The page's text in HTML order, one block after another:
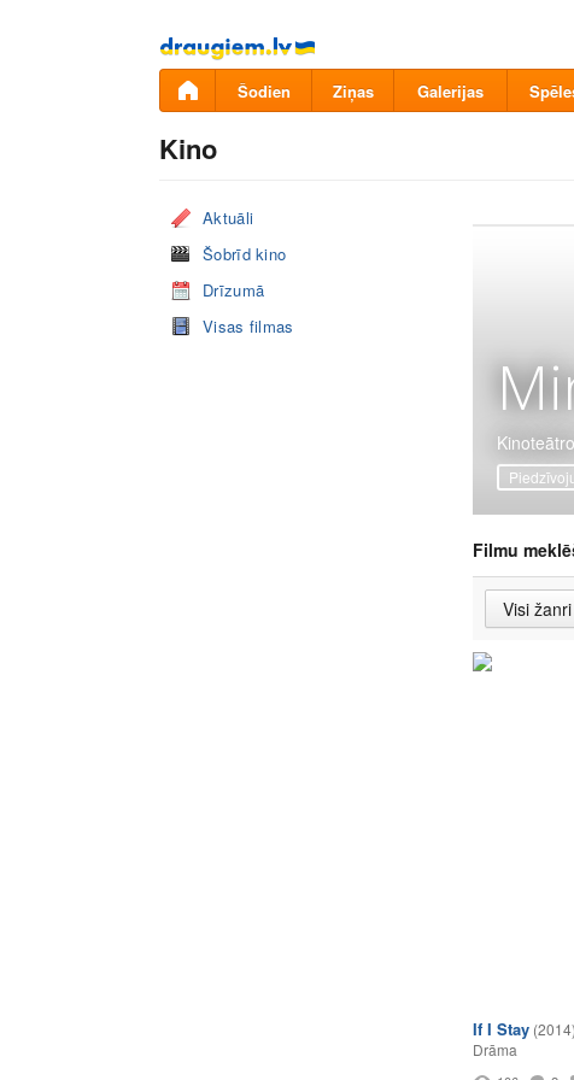
Pāriet
uz
saturu
Šodien Ziņas Galerijas
Kino
Aktuāli
Šobrīd kino
Drīzumā
Visas filmas
Filmu
If I Stay (2014)
Drāma